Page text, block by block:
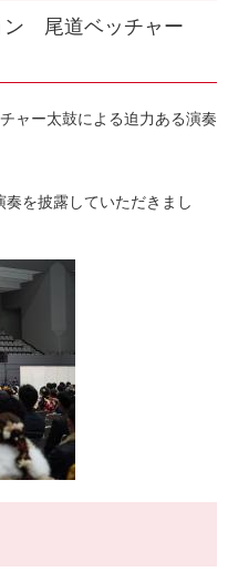
ン 尾道ベッチャー
ャー太鼓による迫力ある演奏
を披露していただきまし